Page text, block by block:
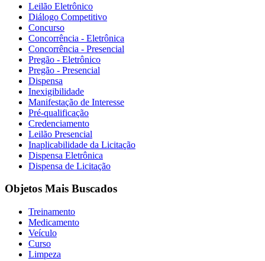
Leilão Eletrônico
Diálogo Competitivo
Concurso
Concorrência - Eletrônica
Concorrência - Presencial
Pregão - Eletrônico
Pregão - Presencial
Dispensa
Inexigibilidade
Manifestação de Interesse
Pré-qualificação
Credenciamento
Leilão Presencial
Inaplicabilidade da Licitação
Dispensa Eletrônica
Dispensa de Licitação
Objetos Mais Buscados
Treinamento
Medicamento
Veículo
Curso
Limpeza